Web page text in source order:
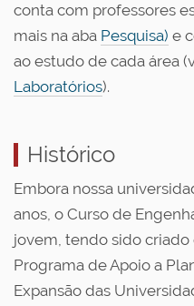
conta com professores
mais na aba Pesquisa) e
ao estudo de cada área
Laboratórios).
Histórico
Embora nossa
anos, o Curso de
jovem, tendo sido
Programa de Apoio a
Expansão das